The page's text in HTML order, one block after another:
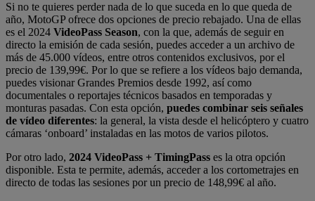
Si no te quieres perder nada de lo que suceda en lo que queda de
año, MotoGP ofrece dos opciones de precio rebajado. Una de ellas
es el 2024 VideoPass Season, con la que, además de seguir en
directo la emisión de cada sesión, puedes acceder a un archivo de
más de 45.000 vídeos, entre otros contenidos exclusivos, por el
precio de 139,99€. Por lo que se refiere a los vídeos bajo demanda,
puedes visionar Grandes Premios desde 1992, así como
documentales o reportajes técnicos basados en temporadas y
monturas pasadas. Con esta opción, puedes combinar seis señales
de vídeo diferentes: la general, la vista desde el helicóptero y cuatro
cámaras ‘onboard’ instaladas en las motos de varios pilotos.
Por otro lado, 2024 VideoPass + TimingPass es la otra opción
disponible. Esta te permite, además, acceder a los cortometrajes en
directo de todas las sesiones por un precio de 148,99€ al año.